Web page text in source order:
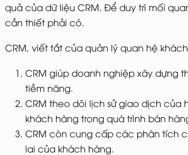
quả của dữ liệu CRM. Để duy trì mối
cần thiết phải có.
CRM, viết tắt của quản lý quan hệ
CRM giúp doanh nghiệp xây dựng
tiềm năng.
CRM theo dõi lịch sử giao dịch
khách hàng trong quá trình bán
CRM còn cung cấp các phân tích
lai của khách hàng.